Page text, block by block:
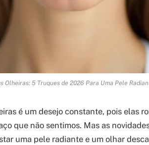
Olheiras: 5 Truques de 2026 Para Uma Pele
é um desejo constante, pois elas
que não sentimos. Mas as
uma pele radiante e um olhar